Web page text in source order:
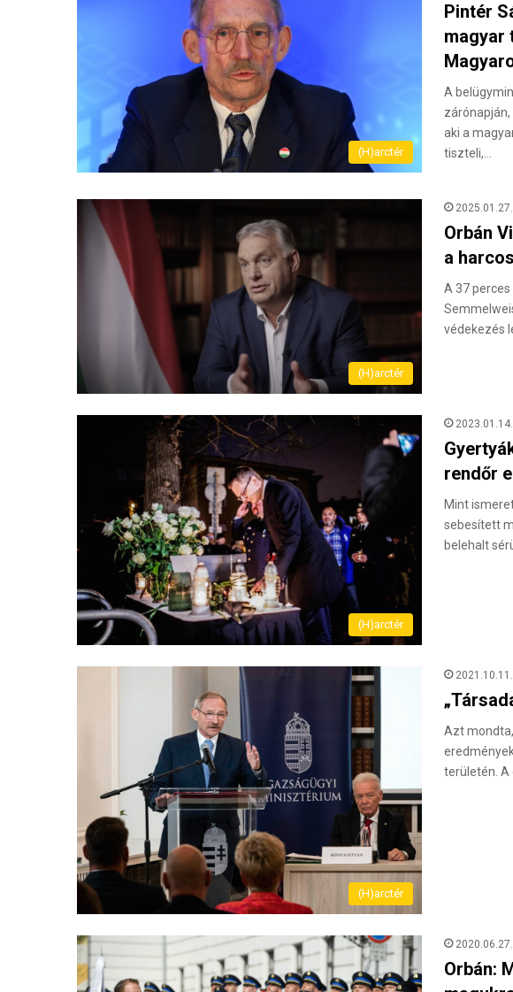
(H)arctér
Pintér
magyar
A
aki a
tiszteli,…
(H)arctér
2025.01.27.
Orbán
a
A 37
védekezés
(H)arctér
2023.01.14.
rendőr
Mint
sebesített
belehalt
(H)arctér
2021.10.11.
Azt
területén. A
2020.06.27.
Orbán: